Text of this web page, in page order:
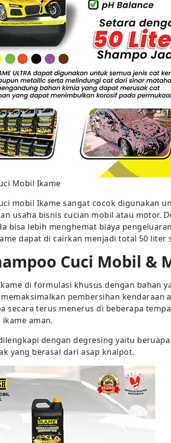
Mobil Ikame
mobil Ikame sangat cocok digunakan
usaha bisnis cucian mobil atau motor.
bisa lebih menghemat biaya
dapat di cairkan menjadi total 50 liter
Cuci Mobil &
di formulasi khusus dengan bahan
pembersihan kendaraan
secara terus menerus di beberapa
aman.
dengan degresing yaitu
yang berasal dari asap knalpot.